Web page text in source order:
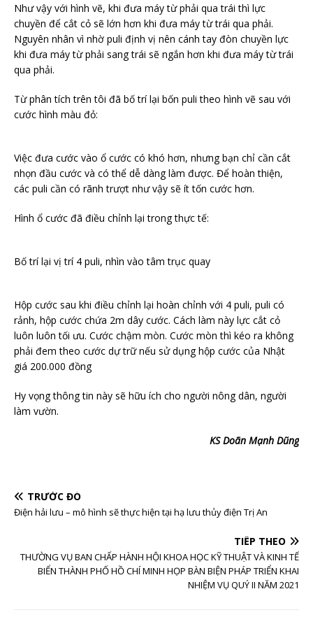
Như vậy với hình vẽ, khi đưa máy từ phải qua trái thì lực
chuyền để cắt cỏ sẽ lớn hơn khi đưa máy từ trái qua phải.
Nguyên nhân vì nhờ puli định vị nên cánh tay đòn chuyền lực
khi đưa máy từ phải sang trái sẽ ngắn hơn khi đưa máy từ trái
qua phải.
Từ phân tích trên tôi đã bố trí lại bốn puli theo hình vẽ sau với
cước hình màu đỏ:
Việc đưa cước vào ổ cước có khó hơn, nhưng bạn chỉ cần cắt
nhọn đầu cước và có thể dễ dàng làm được. Để hoàn thiện,
các puli cần có rãnh trượt như vậy sẽ ít tốn cước hơn.
Hình ổ cước đã điều chỉnh lại trong thực tế:
Bố trí lại vị trí 4 puli, nhìn vào tâm trục quay
Hộp cước sau khi điều chỉnh lại hoàn chỉnh với 4 puli, puli có
rảnh, hộp cước chứa 2m dây cước. Cách làm này lực cắt cỏ
luôn luôn tối ưu. Cước chậm mòn. Cước mòn thì kéo ra không
phải đem theo cước dự trữ nếu sử dụng hộp cước của Nhật
giá 200.000 đồng
Hy vọng thông tin này sẽ hữu ích cho người nông dân, người
làm vườn.
KS Doãn Mạnh Dũng
TRƯỚC ĐÓ
Điện hải lưu – mô hình sẽ thực hiện tại hạ lưu thủy điện Trị An
TIẾP THEO
THƯỜNG VỤ BAN CHẤP HÀNH HỘI KHOA HỌC KỸ THUẬT VÀ KINH TẾ
BIỂN THÀNH PHỐ HỒ CHÍ MINH HỌP BÀN BIỆN PHÁP TRIỂN KHAI
NHIỆM VỤ QUÝ II NĂM 2021